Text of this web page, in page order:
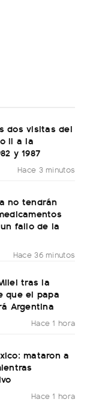
dos visitas del
II a la
y 1987
Hace 3 minutos
no tendrán
fallo de la
Hace 36 minutos
tras la
que el papa
Argentina
Hace 1 hora
mataron a
Hace 1 hora